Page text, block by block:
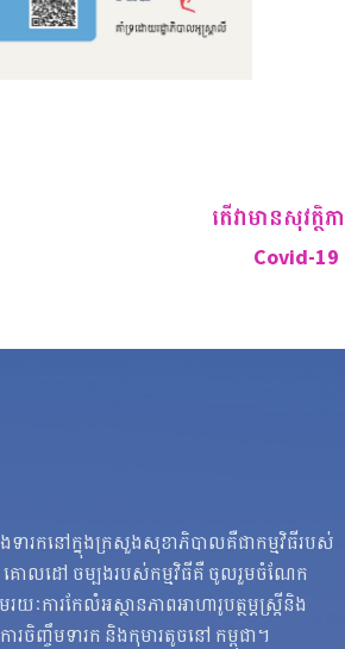
តើវាមានសុវត្ថិ
Covid-19
ងទារកនៅក្នុងក្រសួងសុខាភិបាលគឺជាកម្មវិធីរបស់
ោលដៅ ចម្បងរបស់កម្មវិធីគឺ ចូលរួមចំណែក
ៈការកែលំអស្ថានភាពអាហារូបត្ថម្ភស្ត្រីនិង
ារចិញ្ចឹមទារក និងកុមារតូចនៅ កម្ពុជា។